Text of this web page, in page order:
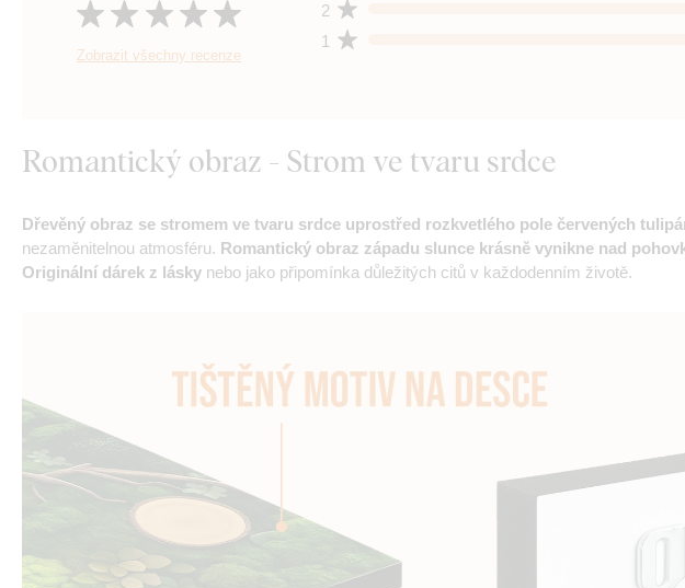
Zobrazit všechny recenze
1
2
Romantický obraz - Strom ve tvaru srdce
Dřevěný obraz se stromem ve tvaru srdce uprostřed rozkvetlého pole červených
nezaměnitelnou atmosféru. Romantický obraz západu slunce krásně vynikne nad
Originální dárek z lásky nebo jako připomínka důležitých citů v každodenním životě.